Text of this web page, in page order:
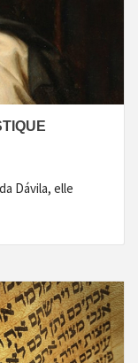
Dávila, elle